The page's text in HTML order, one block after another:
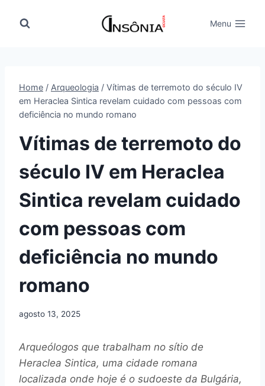
para
Menu
Home / Arqueologia / Vítimas de terremoto do século IV
em Heraclea Sintica revelam cuidado com pessoas com
deficiência no mundo romano
Vítimas de terremoto do
século IV em Heraclea
Sintica revelam cuidado
com pessoas com
deficiência no mundo
romano
agosto 13, 2025
Arqueólogos que trabalham no sítio de
Heraclea Sintica, uma cidade romana
localizada onde hoje é o sudoeste da Bulgária,